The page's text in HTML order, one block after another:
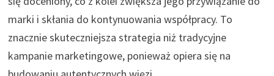
marki i skłania do kontynuowania współpracy. To
znacznie skuteczniejsza strategia niż tradycyjne
kampanie marketingowe, ponieważ opiera się na